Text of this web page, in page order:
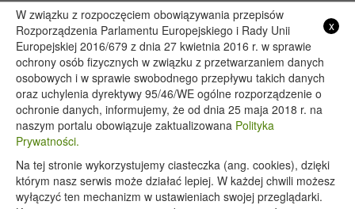
Starostwo Powiatowe we Włodawie
Lubelski Urząd Wojewódzki w Lublinie
Urząd Marszałkowski Województwa Lubelskiego w Lublinie
Serwis Rzeczypospolitej Polskiej
PGE – Planowane wyłączenia prądu
Poczta E-mail
Copyright 2020@ - Urząd Gminy Wyryki
x
W związku z rozpoczęciem obowiązywania przepisów
Rozporządzenia Parlamentu Europejskiego i Rady Unii
Europejskiej 2016/679 z dnia 27 kwietnia 2016 r. w sprawie
ochrony osób fizycznych w związku z przetwarzaniem danych
osobowych i w sprawie swobodnego przepływu takich danych
oraz uchylenia dyrektywy 95/46/WE ogólne rozporządzenie o
ochronie danych, informujemy, że od dnia 25 maja 2018 r. na
naszym portalu obowiązuje zaktualizowana Polityka
Prywatności.
Na tej stronie wykorzystujemy ciasteczka (ang. cookies), dzięki
którym nasz serwis może działać lepiej. W każdej chwili możesz
wyłączyć ten mechanizm w ustawieniach swojej przeglądarki.